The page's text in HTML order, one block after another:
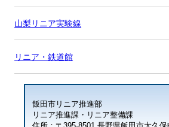
山梨リニア実験線
リニア・鉄道館
飯田市リニア推進部
リニア推進課・リニア整備課